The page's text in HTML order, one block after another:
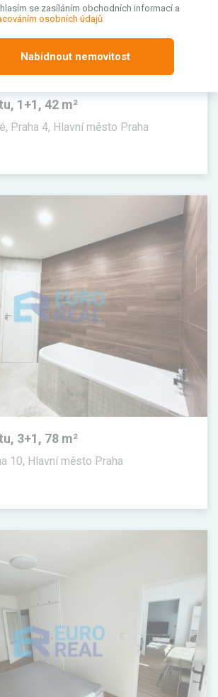
1+1, 42 m²
Praha 4, Hlavní město Praha
3+1, 78 m²
10, Hlavní město Praha
se zasíláním obchodních informací a
osobních údajů
Nabídnout nemovitost